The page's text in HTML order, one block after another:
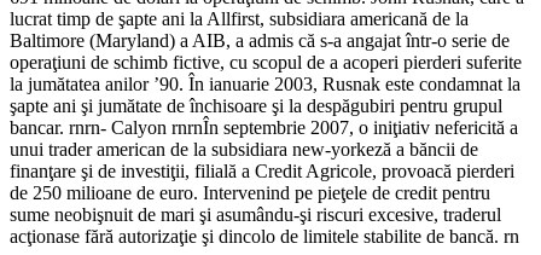
lucrat timp de şapte ani la Allfirst, subsidiara americană de la
Baltimore (Maryland) a AIB, a admis că s-a angajat într-o serie de
operaţiuni de schimb fictive, cu scopul de a acoperi pierderi suferite
la jumătatea anilor ’90. În ianuarie 2003, Rusnak este condamnat la
şapte ani şi jumătate de închisoare şi la despăgubiri pentru grupul
bancar. rnrn- Calyon rnrnÎn septembrie 2007, o iniţiativ nefericită a
unui trader american de la subsidiara new-yorkeză a băncii de
finanţare şi de investiţii, filială a Credit Agricole, provoacă pierderi
de 250 milioane de euro. Intervenind pe pieţele de credit pentru
sume neobişnuit de mari şi asumându-şi riscuri excesive, traderul
acţionase fără autorizaţie şi dincolo de limitele stabilite de bancă. rn